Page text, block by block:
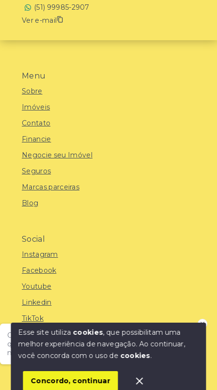
Olá! Encontre o imóvel ideal com a IMOBREUNIG®:
qualidade, confiança e as melhores oportunidades do
mercado!
Menu
Sobre
Imóveis
Contato
Financie
Negocie seu Imóvel
Seguros
Marcas parceiras
Blog
Social
Instagram
Facebook
Youtube
Linkedin
TikTok
© Copyright 2026 - IMOBREUNIG® - Negócios
SITE PARA IMOBILIARIA
(51) 99985-2907
Ver e-mail
Esse site utiliza cookies, que possibilitam uma
melhor experiência de navegação.Ao continuar,
você concorda com o uso de cookies.
Concordo, continuar